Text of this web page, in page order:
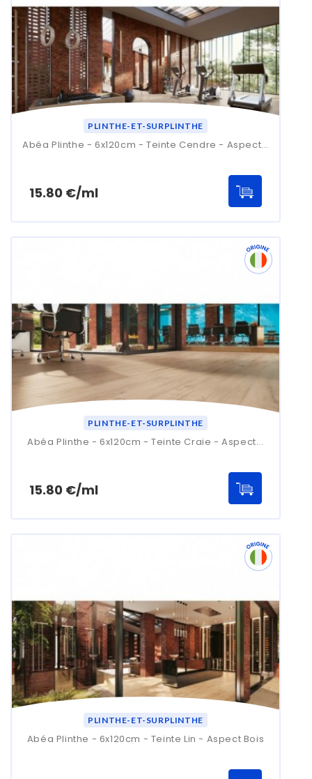
PLINTHE-ET-SURPLINTHE
Abéa Plinthe - 6x120cm - Teinte Cendre - Aspect...
15.80 €/mlPrix
PLINTHE-ET-SURPLINTHE
Abéa Plinthe - 6x120cm - Teinte Craie - Aspect...
15.80 €/mlPrix
PLINTHE-ET-SURPLINTHE
Abéa Plinthe - 6x120cm - Teinte Lin - Aspect Bois